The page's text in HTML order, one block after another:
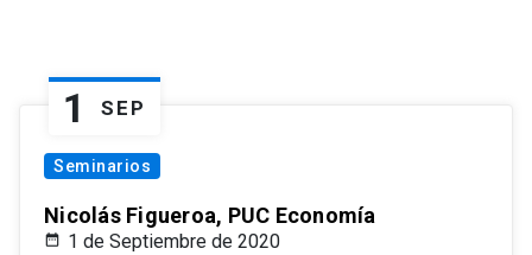
1 SEP
Seminarios
Nicolás Figueroa, PUC Economía
1 de Septiembre de 2020